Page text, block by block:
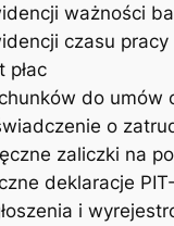
ważności
czasu pracy
płac
do umów
o
zaliczki na
deklaracje
i